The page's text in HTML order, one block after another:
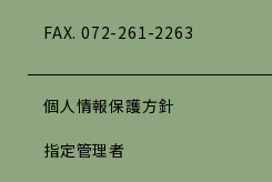
FAX. 072-261-2263
個人情報保護方針
指定管理者